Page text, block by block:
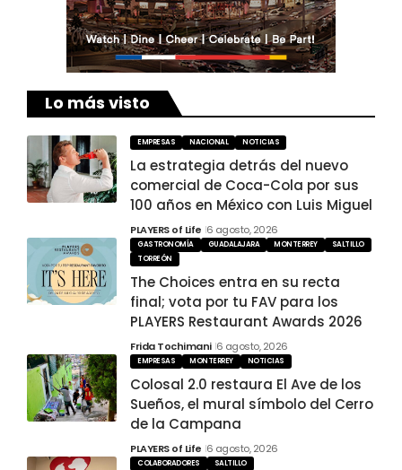
Lo más visto
EMPRESAS NACIONAL NOTICIAS
La estrategia detrás del nuevo
comercial de Coca-Cola por sus
100 años en México con Luis Miguel
PLAYERS of Life 6 agosto, 2026
GASTRONOMÍA GUADALAJARA MONTERREY
SALTILLO
TORREÓN
The Choices entra en su recta
final; vota por tu FAV para los
PLAYERS Restaurant Awards 2026
Frida Tochimani 6 agosto, 2026
EMPRESAS MONTERREY NOTICIAS
Colosal 2.0 restaura El Ave de los
Sueños, el mural símbolo del Cerro
de la Campana
PLAYERS of Life 6 agosto, 2026
COLABORADORES SALTILLO